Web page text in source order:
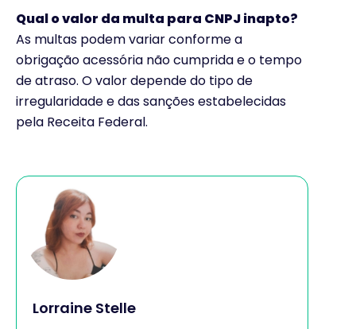
Qual o valor da multa para CNPJ inapto?
As multas podem variar conforme a
obrigação acessória não cumprida e o tempo
de atraso. O valor depende do tipo de
irregularidade e das sanções estabelecidas
pela Receita Federal.
Lorraine Stelle